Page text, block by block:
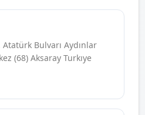
Bulvarı Aydınlar
(68) Aksaray Turkıye